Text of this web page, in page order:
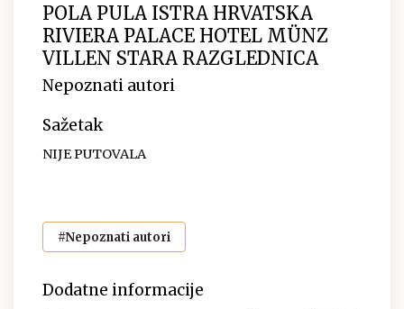
POLA PULA ISTRA HRVATSKA
RIVIERA PALACE HOTEL MÜNZ
VILLEN STARA RAZGLEDNICA
Nepoznati autori
Sažetak
NIJE PUTOVALA
#Nepoznati autori
Dodatne informacije